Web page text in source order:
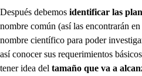
Después debemos identificar las
nombre común (así las encontrarán
nombre científico para poder
así conocer sus requerimientos
tener idea del tamaño que va a